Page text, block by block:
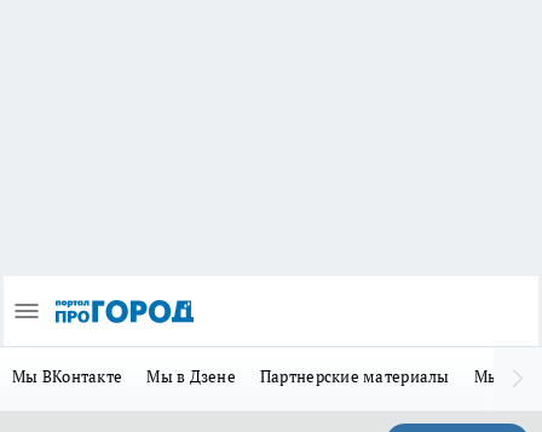
Мы ВКонтакте Мы в Дзене Партнерские материалы Мы в